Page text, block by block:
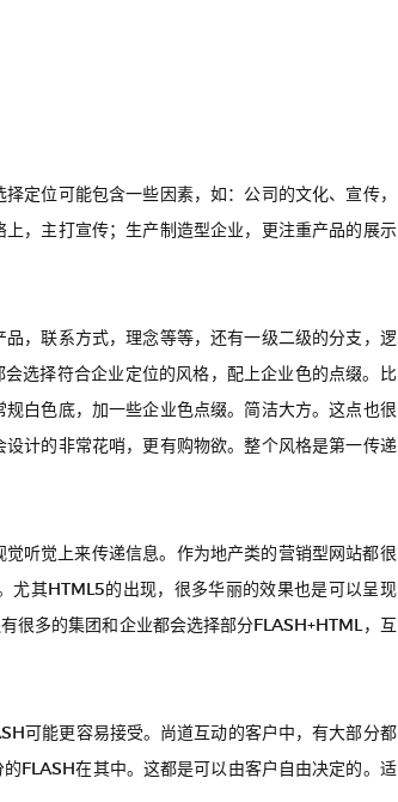
定位可能包含一些因素，如：公司的文化、宣传，
，主打宣传；生产制造型企业，更注重产品的展示
，联系方式，理念等等，还有一级二级的分支，逻
选择符合企业定位的风格，配上企业色的点缀。比
白色底，加一些企业色点缀。简洁大方。这点也很
计的非常花哨，更有购物欲。整个风格是第一传递
听觉上来传递信息。作为地产类的营销型网站都很
尤其HTML5的出现，很多华丽的效果也是可以呈现
很多的集团和企业都会选择部分FLASH+HTML，互
可能更容易接受。尚道互动的客户中，有大部分都
FLASH在其中。这都是可以由客户自由决定的。适